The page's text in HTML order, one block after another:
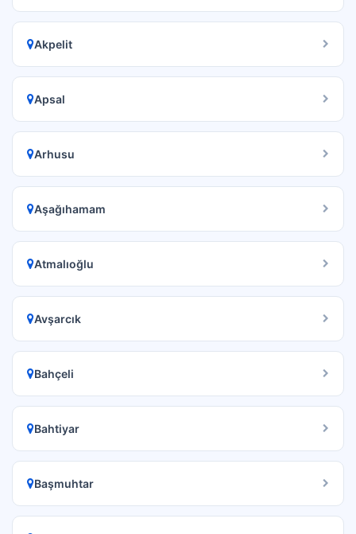
Akpelit
Apsal
Arhusu
Aşağıhamam
Atmalıoğlu
Avşarcık
Bahçeli
Bahtiyar
Başmuhtar